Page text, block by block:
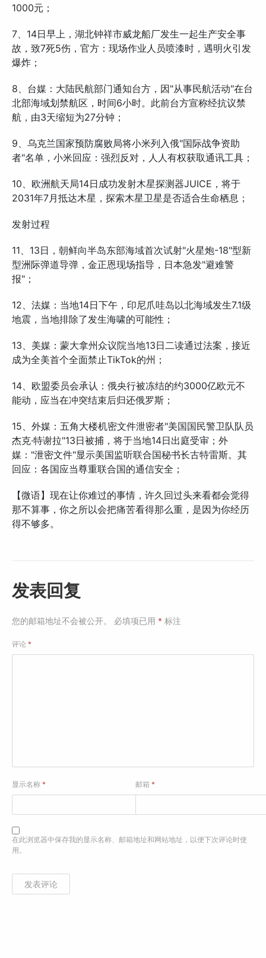
1000元；
7、14日早上，湖北钟祥市威龙船厂发生一起生产安全事
故，致7死5伤，官方：现场作业人员喷漆时，遇明火引发
爆炸；
8、台媒：大陆民航部门通知台方，因"从事民航活动"在台
北部海域划禁航区，时间6小时。此前台方宣称经抗议禁
航，由3天缩短为27分钟；
9、乌克兰国家预防腐败局将小米列入俄"国际战争资助
者"名单，小米回应：强烈反对，人人有权获取通讯工具；
10、欧洲航天局14日成功发射木星探测器JUICE，将于
2031年7月抵达木星，探索木星卫星是否适合生命栖息；
发射过程
11、13日，朝鲜向半岛东部海域首次试射"火星炮-18"型新
型洲际弹道导弹，金正恩现场指导，日本急发"避难警
报"；
12、法媒：当地14日下午，印尼爪哇岛以北海域发生7.1级
地震，当地排除了发生海啸的可能性；
13、美媒：蒙大拿州众议院当地13日二读通过法案，接近
成为全美首个全面禁止TikTok的州；
14、欧盟委员会承认：俄央行被冻结的约3000亿欧元不
能动，应当在冲突结束后归还俄罗斯；
15、外媒：五角大楼机密文件泄密者"美国国民警卫队队员
杰克·特谢拉"13日被捕，将于当地14日出庭受审；外
媒："泄密文件"显示美国监听联合国秘书长古特雷斯。其
回应：各国应当尊重联合国的通信安全；
【微语】现在让你难过的事情，许久回过头来看都会觉得
那不算事，你之所以会把痛苦看得那么重，是因为你经历
得不够多。
发表回复
您的邮箱地址不会被公开。 必填项已用 * 标注
评论 *
显示名称 * 邮箱*
在此浏览器中保存我的显示名称、邮箱地址和网站地址，以便下次评论时使
用。